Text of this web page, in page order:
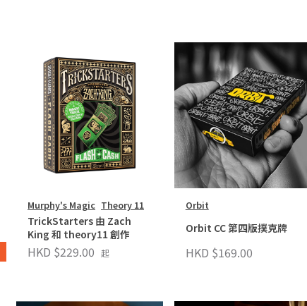
Murphy's Magic Theory 11
TrickStarters 由 Zach
King 和 theory11 創作
HKD $229.00 起
Orbit
Orbit CC 第四版撲克牌
HKD $169.00